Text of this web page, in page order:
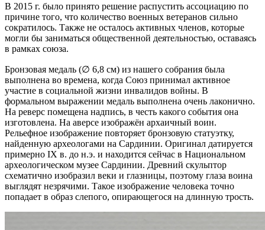
В 2015 г. было принято решение распустить ассоциацию по
причине того, что количество военных ветеранов сильно
сократилось. Также не осталось активных членов, которые
могли бы заниматься общественной деятельностью, оставаясь
в рамках союза.
Бронзовая медаль (∅ 6,8 см) из нашего собрания была
выполнена во времена, когда Союз принимал активное
участие в социальной жизни инвалидов войны. В
формальном выражении медаль выполнена очень лаконично.
На реверс помещена надпись, в честь какого события она
изготовлена. На аверсе изображён архаичный воин.
Рельефное изображение повторяет бронзовую статуэтку,
найденную археологами на Сардинии. Оригинал датируется
примерно IX в. до н.э. и находится сейчас в Национальном
археологическом музее Сардинии. Древний скульптор
схематично изобразил веки и глазницы, поэтому глаза воина
выглядят незрячими. Такое изображение человека точно
попадает в образ слепого, опирающегося на длинную трость.